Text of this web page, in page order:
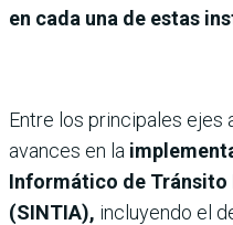
en cada una de estas
Entre los principales ejes
avances en la
Informático de Tránsito
(SINTIA), incluyendo el